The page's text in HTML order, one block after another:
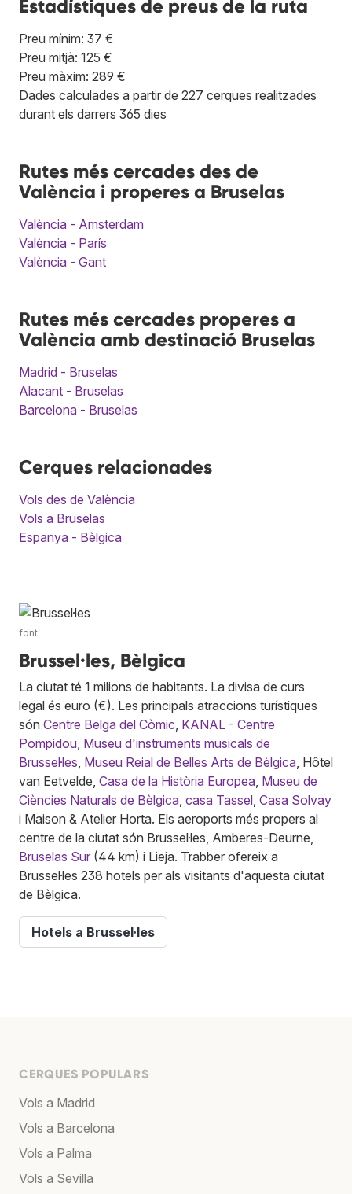
Estadístiques de preus de la ruta
Preu mínim: 37 €
Preu mitjà: 125 €
Preu màxim: 289 €
Dades calculades a partir de 227 cerques realitzades
durant els darrers 365 dies
Rutes més cercades des de
València i properes a Bruselas
València - Amsterdam
València - París
València - Gant
Rutes més cercades properes a
València amb destinació Bruselas
Madrid - Bruselas
Alacant - Bruselas
Barcelona - Bruselas
Cerques relacionades
Vols des de València
Vols a Bruselas
Espanya - Bèlgica
font
Brussel·les, Bèlgica
La ciutat té 1 milions de habitants. La divisa de curs
legal és euro (€). Les principals atraccions turístiques
són Centre Belga del Còmic KANAL - Centre
Pompidou Museu d'instruments musicals de
Brussel·les Museu Reial de Belles Arts de Bèlgica , Hôtel
van Eetvelde, Casa de la Història Europea Museu de
Ciències Naturals de Bèlgica casa Tassel Casa Solvay
i Maison & Atelier Horta. Els aeroports més propers al
centre de la ciutat són Brussel·les, Amberes-Deurne,
Bruselas Sur (44 km) i Lieja. Trabber ofereix a
Brussel·les 238 hotels per als visitants d'aquesta ciutat
de Bèlgica.
Hotels a Brussel·les
CERQUES POPULARS
Vols a Madrid
Vols a Barcelona
Vols a Palma
Vols a Sevilla